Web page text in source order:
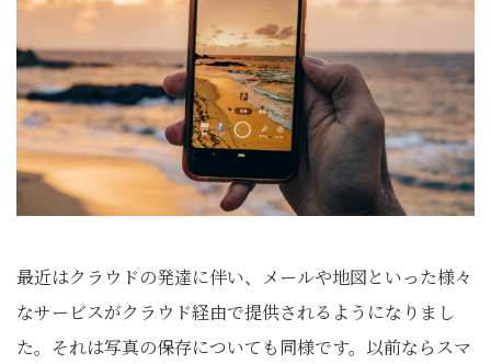
最近はクラウドの発達に伴い、メールや地図といった様々
なサービスがクラウド経由で提供されるようになりまし
た。それは写真の保存についても同様です。以前ならスマ